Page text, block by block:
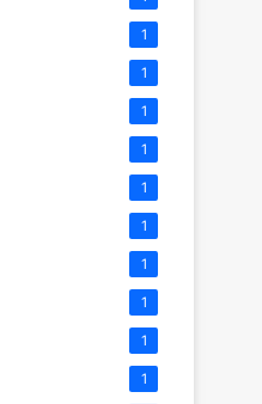
1
1
1
1
1
1
1
1
1
1